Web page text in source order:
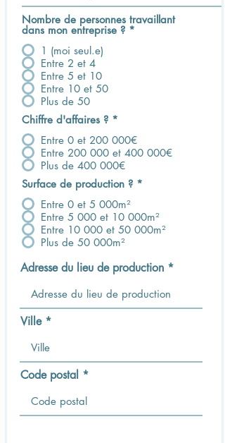
Nombre de personnes travaillant
dans mon entreprise ? *
1 (moi seul.e)
Entre 2 et 4
Entre 5 et 10
Entre 10 et 50
Plus de 50
Chiffre d'affaires ? *
Entre 0 et 200 000€
Entre 200 000 et 400 000€
Plus de 400 000€
Surface de production ? *
Entre 0 et 5 000m²
Entre 5 000 et 10 000m²
Entre 10 000 et 50 000m²
Plus de 50 000m²
Adresse du lieu de production
Ville
Code postal